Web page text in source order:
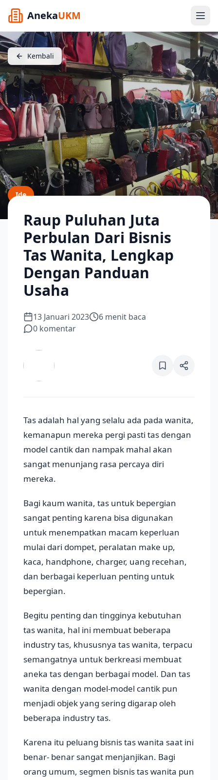
AnekaUKM
Kembali
Ide
Raup Puluhan Juta
Perbulan Dari Bisnis
Tas Wanita, Lengkap
Dengan Panduan
Usaha
13 Januari 2023 6 menit baca
0 komentar
Tas adalah hal yang selalu ada pada wanita,
kemanapun mereka pergi pasti tas dengan
model cantik dan nampak mahal akan
sangat menunjang rasa percaya diri
mereka.
Bagi kaum wanita, tas untuk bepergian
sangat penting karena bisa digunakan
untuk menempatkan macam keperluan
mulai dari dompet, peralatan make up,
kaca, handphone, charger, uang recehan,
dan berbagai keperluan penting untuk
bepergian.
Begitu penting dan tingginya kebutuhan
tas wanita, hal ini membuat beberapa
industry tas, khususnya tas wanita, terpacu
semangatnya untuk berkreasi membuat
aneka tas dengan berbagai model. Dan tas
wanita dengan model-model cantik pun
menjadi objek yang sering digarap oleh
beberapa industry tas.
Karena itu peluang bisnis tas wanita saat ini
benar- benar sangat menjanjikan. Bagi
orang umum, segmen bisnis tas wanita pun